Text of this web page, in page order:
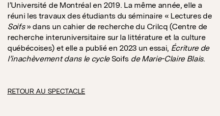
l’Université de Montréal en 2019. La même année, elle a
réuni les travaux des étudiants du séminaire « Lectures de
Soifs» dans un cahier de recherche du Crilcq (Centre de
recherche interuniversitaire sur la littérature et la culture
québécoises) et elle a publié en 2023 un essai, Écriture de
l’inachèvement dans le cycle Soifs de Marie-Claire Blais.
RETOUR AU SPECTACLE